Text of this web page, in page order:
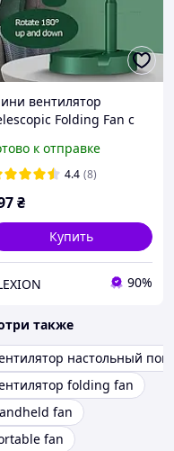
вентилятор
Folding Fan с
Портативный
вентилятор
к отправке
4.4 (8)
₴
Купить
90%
также
настольный
folding fan
fan
fan